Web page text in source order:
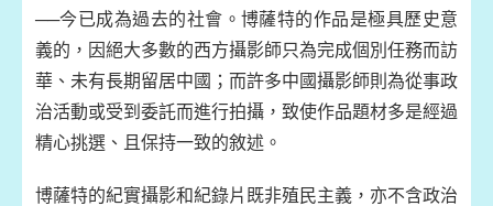
──今已成為過去的社會。博薩特的作品是極具歷史意
義的，因絕大多數的西方攝影師只為完成個別任務而訪
華、未有長期留居中國；而許多中國攝影師則為從事政
治活動或受到委託而進行拍攝，致使作品題材多是經過
精心挑選、且保持一致的敘述。
博薩特的紀實攝影和紀錄片既非殖民主義，亦不含政治